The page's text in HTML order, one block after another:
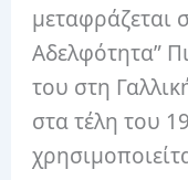
μεταφράζεται
Αδελφότητα”
του στη
στα τέλη του